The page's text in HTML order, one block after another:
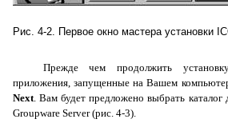
Рис. 4-2. Первое окно мастера установки
Прежде чем продолжить
приложения, запущенные на Вашем
Next. Вам будет предложено выбрать каталог
Groupware Server (рис. 4-3).